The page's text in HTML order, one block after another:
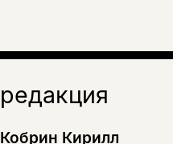
редакция
Кобрин Кирилл